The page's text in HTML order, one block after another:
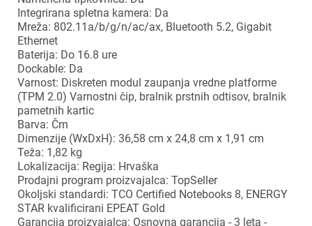
Integrirana spletna kamera: Da
Mreža: 802.11a/b/g/n/ac/ax, Bluetooth 5.2, Gigabit
Ethernet
Baterija: Do 16.8 ure
Dockable: Da
Varnost: Diskreten modul zaupanja vredne platforme
(TPM 2.0) Varnostni čip, bralnik prstnih odtisov, bralnik
pametnih kartic
Barva: Črn
Dimenzije (WxDxH): 36,58 cm x 24,8 cm x 1,91 cm
Teža: 1,82 kg
Lokalizacija: Regija: Hrvaška
Prodajni program proizvajalca: TopSeller
Okoljski standardi: TCO Certified Notebooks 8, ENERGY
STAR kvalificirani EPEAT Gold
Garancija proizvajalca: Osnovna garancija - 3 leta -
Prijava
Za dodajanje na seznam želja morate biti prijavljeni.